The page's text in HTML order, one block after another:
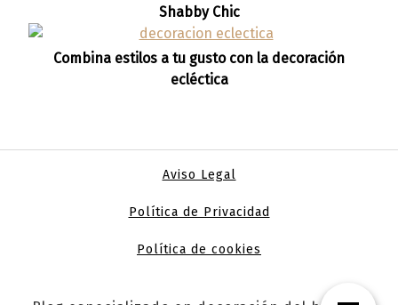
Shabby Chic
Combina estilos a tu gusto con la decoración
ecléctica
Aviso Legal
Política de Privacidad
Política de cookies